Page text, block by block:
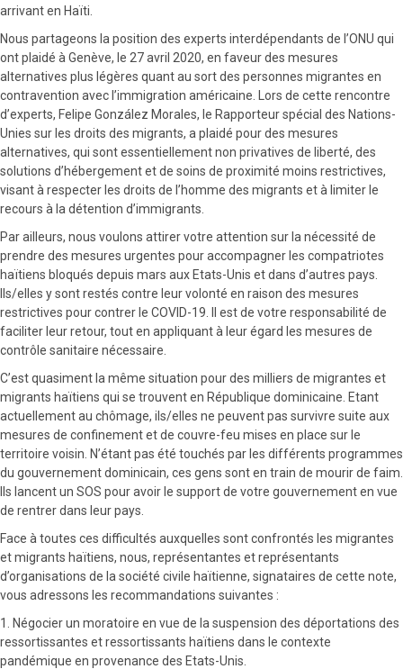
arrivant en Haïti.
Nous partageons la position des experts interdépendants de l’ONU qui
ont plaidé à Genève, le 27 avril 2020, en faveur des mesures
alternatives plus légères quant au sort des personnes migrantes en
contravention avec l’immigration américaine. Lors de cette rencontre
d’experts, Felipe González Morales, le Rapporteur spécial des Nations-
Unies sur les droits des migrants, a plaidé pour des mesures
alternatives, qui sont essentiellement non privatives de liberté, des
solutions d’hébergement et de soins de proximité moins restrictives,
visant à respecter les droits de l’homme des migrants et à limiter le
recours à la détention d’immigrants.
Par ailleurs, nous voulons attirer votre attention sur la nécessité de
prendre des mesures urgentes pour accompagner les compatriotes
haïtiens bloqués depuis mars aux Etats-Unis et dans d’autres pays.
Ils/elles y sont restés contre leur volonté en raison des mesures
restrictives pour contrer le COVID-19. Il est de votre responsabilité de
faciliter leur retour, tout en appliquant à leur égard les mesures de
contrôle sanitaire nécessaire.
C’est quasiment la même situation pour des milliers de migrantes et
migrants haïtiens qui se trouvent en République dominicaine. Etant
actuellement au chômage, ils/elles ne peuvent pas survivre suite aux
mesures de confinement et de couvre-feu mises en place sur le
territoire voisin. N’étant pas été touchés par les différents programmes
du gouvernement dominicain, ces gens sont en train de mourir de faim.
Ils lancent un SOS pour avoir le support de votre gouvernement en vue
de rentrer dans leur pays.
Face à toutes ces difficultés auxquelles sont confrontés les migrantes
et migrants haïtiens, nous, représentantes et représentants
d’organisations de la société civile haïtienne, signataires de cette note,
vous adressons les recommandations suivantes :
1. Négocier un moratoire en vue de la suspension des déportations des
ressortissantes et ressortissants haïtiens dans le contexte
pandémique en provenance des Etats-Unis.